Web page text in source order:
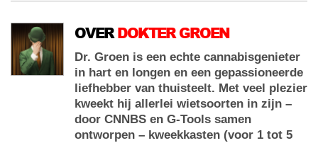
OVERDOKTER GROEN
Dr. Groen is een echte cannabisgenieter
in hart en longen en een gepassioneerde
liefhebber van thuisteelt. Met veel plezier
kweekt hij allerlei wietsoorten in zijn –
door CNNBS en G-Tools samen
ontworpen – kweekkasten (voor 1 tot 5